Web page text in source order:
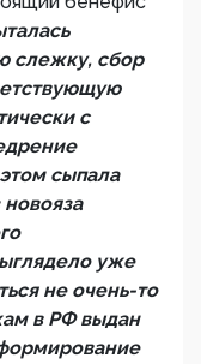
слежку, сбор
с
сыпала
уже
не очень-то
в РФ выдан